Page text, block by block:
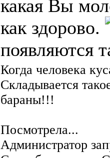
какая Вы
как здорово.
появляются
Когда человека
Складывается
бараны!!!
Посмотрела...
Администратор